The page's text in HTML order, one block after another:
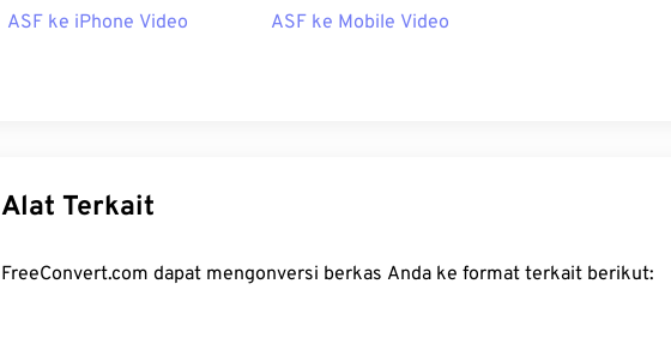
ASF ke iPhone Video ASF ke Mobile Video
Alat Terkait
FreeConvert.com dapat mengonversi berkas Anda ke format terkait berikut: